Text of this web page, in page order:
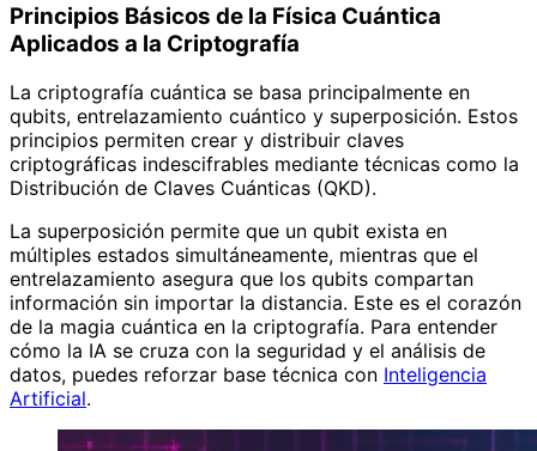
Principios Básicos de la Física Cuántica
Aplicados a la Criptografía
La criptografía cuántica se basa principalmente en
qubits, entrelazamiento cuántico y superposición. Estos
principios permiten crear y distribuir claves
criptográficas indescifrables mediante técnicas como la
Distribución de Claves Cuánticas (QKD).
La superposición permite que un qubit exista en
múltiples estados simultáneamente, mientras que el
entrelazamiento asegura que los qubits compartan
información sin importar la distancia. Este es el corazón
de la magia cuántica en la criptografía. Para entender
cómo la IA se cruza con la seguridad y el análisis de
datos, puedes reforzar base técnica con Inteligencia
Artificial.